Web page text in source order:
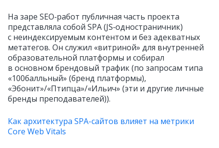
На заре SEO‑работ публичная часть проекта
представляла собой SPA (JS‑одностраничник)
с неиндексируемым контентом и без адекватных
метатегов. Он служил «витриной» для внутренней
образовательной платформы и собирал
в основном брендовый трафик (по запросам типа
«100балльный» (бренд платформы),
«Эбонит»/«Птипца»/«Ильич» (эти и другие личные
бренды преподавателей)).
Как архитектура SPA-сайтов влияет на метрики
Core Web Vitals